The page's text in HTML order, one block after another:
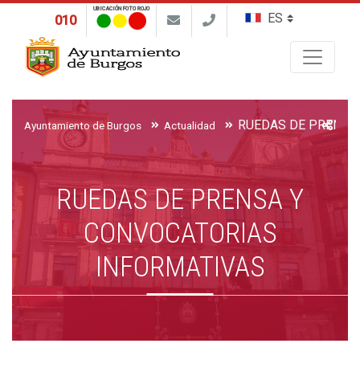
010
UBICACIÓN FOTO ROJO
Ayuntamiento de Burgos Actualidad
RUEDAS DE PRENSA Y
CONVOCATORIAS
INFORMATIVAS